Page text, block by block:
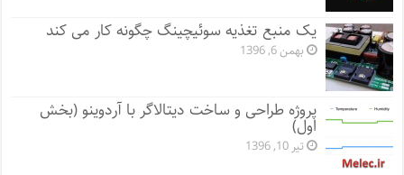
یک منبع تغذیه سوئیچینگ چگونه کار می کند
بهمن 6, 1396
پروژه طراحی و ساخت دیتالاگر با آردوینو (بخش
اول)
تیر 10, 1396